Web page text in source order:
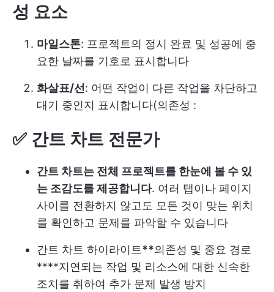
성 요소
마일스톤: 프로젝트의 정시 완료 및 성공에 중
요한 날짜를 기호로 표시합니다
화살표/선 : 어떤 작업이 다른 작업을 차단하고
대기 중인지 표시합니다(의존성 :
✅ 간트 차트 전문가
간트 차트는 전체 프로젝트를 한눈에 볼 수 있
는 조감도를 제공합니다. 여러 탭이나 페이지
사이를 전환하지 않고도 모든 것이 맞는 위치
를 확인하고 문제를 파악할 수 있습니다
간트 차트 하이라이트**의존성 및 중요 경로
****지연되는 작업 및 리소스에 대한 신속한
조치를 취하여 추가 문제 발생 방지